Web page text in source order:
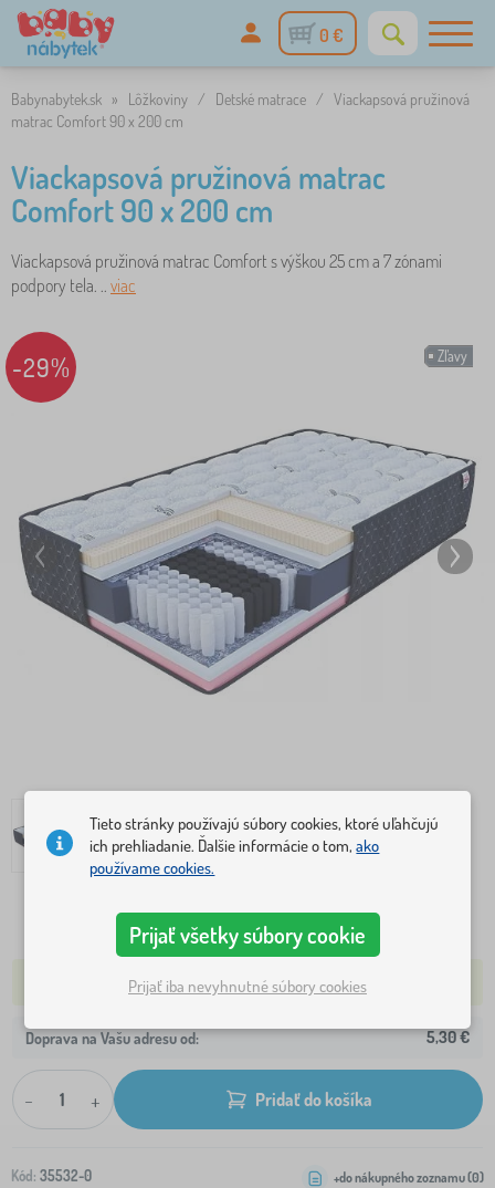
0 €
Babynabytek.sk » Lôžkoviny / Detské matrace / Viackapsová pružinová
matrac Comfort 90 x 200 cm
Viackapsová pružinová matrac
Comfort 90 x 200 cm
Viackapsová pružinová matrac Comfort s výškou 25 cm a 7 zónami
podpory tela. .. viac
Zľavy
-29%
416,80 €294,40 €
SKLADOM 2-5 KS
Doprava na Vašu adresu od: 5,30 €
- + Pridať do košíka
Kód: 35532-0 +do nákupného zoznamu (0)
Tieto stránky používajú súbory cookies, ktoré uľahčujú
ich prehliadanie. Ďalšie informácie o tom,ako
používame cookies.
Prijať všetky súbory cookie
Prijať iba nevyhnutné súbory cookies